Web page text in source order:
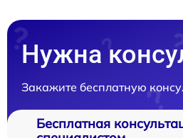
Нужна
Закажите бесплатную
Бесплатная